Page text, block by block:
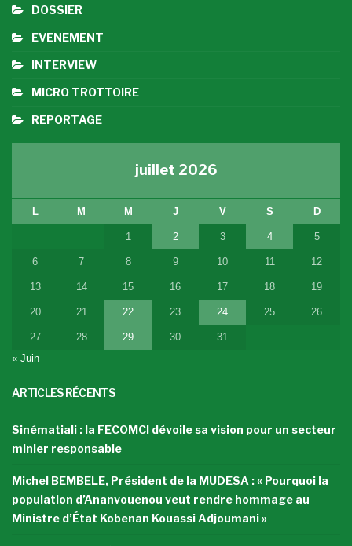
DOSSIER
EVENEMENT
INTERVIEW
MICRO TROTTOIRE
REPORTAGE
juillet 2026
L M M J V S D
1 2 3 4 5
6 7 8 9 10 11 12
13 14 15 16 17 18 19
20 21 22 23 24 25 26
27 28 29 30
31
« Juin
ARTICLES RÉCENTS
Sinématiali : la FECOMCI dévoile sa vision pour un secteur
minier responsable
Michel BEMBELE, Président de la MUDESA : « Pourquoi la
population d’Ananvouenou veut rendre hommage au
Ministre d’État Kobenan Kouassi Adjoumani »